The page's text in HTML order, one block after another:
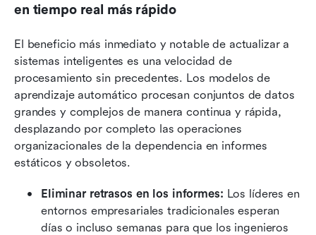
en tiempo real más rápido
El beneficio más inmediato y notable de actualizar a
sistemas inteligentes es una velocidad de
procesamiento sin precedentes. Los modelos de
aprendizaje automático procesan conjuntos de datos
grandes y complejos de manera continua y rápida,
desplazando por completo las operaciones
organizacionales de la dependencia en informes
estáticos y obsoletos.
Eliminar retrasos en los informes: Los líderes en
entornos empresariales tradicionales esperan
días o incluso semanas para que los ingenieros